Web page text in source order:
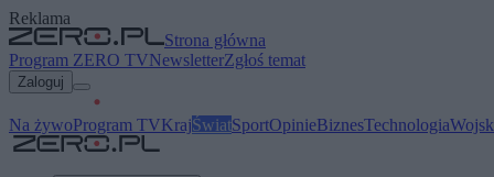
Reklama
Strona główna
Program ZERO TVNewsletterZgłoś temat
Zaloguj
Na żywoProgram TVKrajŚwiatSportOpinieBiznesTechnologia